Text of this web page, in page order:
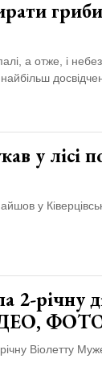
а отже, і
у лісі
у
2-річну
Віолетту